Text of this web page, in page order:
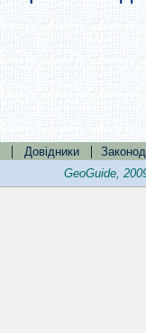
| Довідники |
GeoGuide,